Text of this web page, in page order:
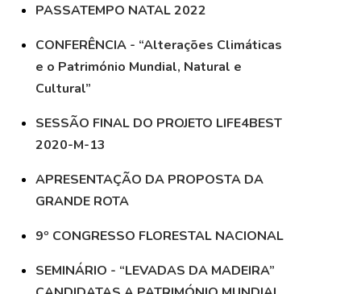
PASSATEMPO NATAL 2022
CONFERÊNCIA - “Alterações Climáticas
e o Património Mundial, Natural e
Cultural”
SESSÃO FINAL DO PROJETO LIFE4BEST
2020-M-13
APRESENTAÇÃO DA PROPOSTA DA
GRANDE ROTA
9º CONGRESSO FLORESTAL NACIONAL
SEMINÁRIO - “LEVADAS DA MADEIRA”